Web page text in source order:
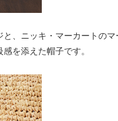
、ニッキ・マーカートの
を添えた帽子です。